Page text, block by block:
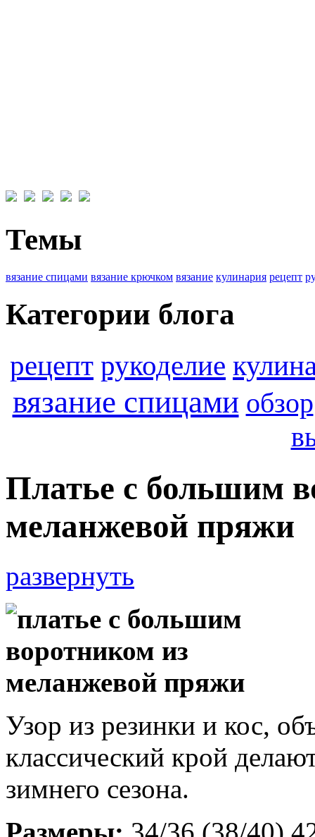
Темы
вязание спицами вязание крючком вязание кулинария рецепт
Категории блога
рецепт рукоделие
вязание спицами обзор
Платье с большим
меланжевой пряжи
развернуть
Узор из резинки и кос,
классический крой
зимнего сезона.